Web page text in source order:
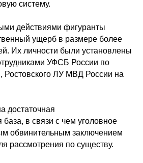
систему.
действиями фигуранты
ущерб в размере более
Их личности были установлены
УФСБ России по
Ростовского ЛУ МВД России на
достаточная
база, в связи с чем уголовное
обвинительным заключением
рассмотрения по существу.